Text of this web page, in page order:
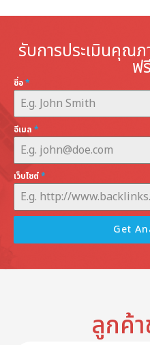
รับการประเมินคุณภ
ฟ
ชื่อ*
อีเมล *
เว็บไซต์*
Get
ลูกค้า